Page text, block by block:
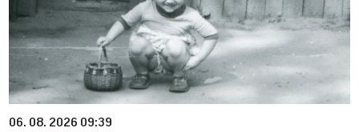
06. 08. 2026 09:39